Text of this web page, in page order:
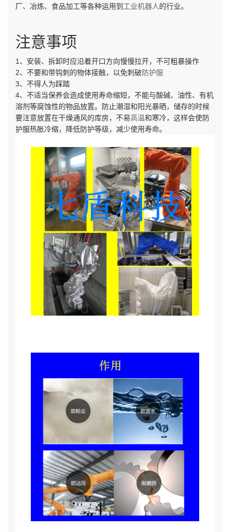
厂、冶炼、食品加工等各种运用到 工业机器人的行业。
注意事项
1、安装、拆卸时应沿着开口方向慢慢拉开，不可粗暴操作
2、不要和带钩刺的物体接触，以免刺破防护服
3、不得人为踩踏
4、不适当保养会造成使用寿命缩短，不能与酸碱、油性、有机
溶剂等腐蚀性的物品放置。防止潮湿和阳光暴晒，储存的时候
要注意放置在干燥通风的库房，不易高温和寒冷，这样会使防
护服热胀冷缩，降低防护等级，减少使用寿命。